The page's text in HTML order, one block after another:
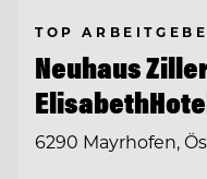
TOP
Neuhaus
6290 Mayrhofen,